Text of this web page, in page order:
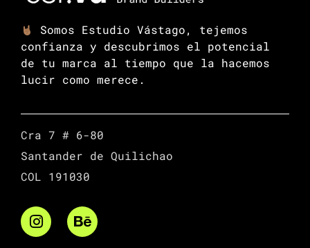
Somos Estudio Vástago, tejemos
confianza y descubrimos el potencial
de tu marca al tiempo que la hacemos
lucir como merece.
Cra 7 # 6-80
Santander de Quilichao
COL 191030